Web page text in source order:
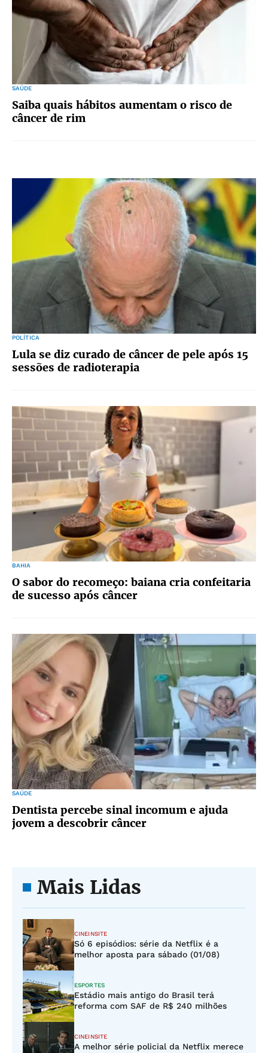
SAÚDE
Saiba quais hábitos aumentam o risco de
câncer de rim
POLÍTICA
Lula se diz curado de câncer de pele após 15
sessões de radioterapia
BAHIA
O sabor do recomeço: baiana cria confeitaria
de sucesso após câncer
SAÚDE
Dentista percebe sinal incomum e ajuda
jovem a descobrir câncer
Mais Lidas
CINEINSITE
Só 6 episódios: série da Netflix é a
melhor aposta para sábado (01/08)
ESPORTES
Estádio mais antigo do Brasil terá
reforma com SAF de R$ 240 milhões
CINEINSITE
A melhor série policial da Netflix merece